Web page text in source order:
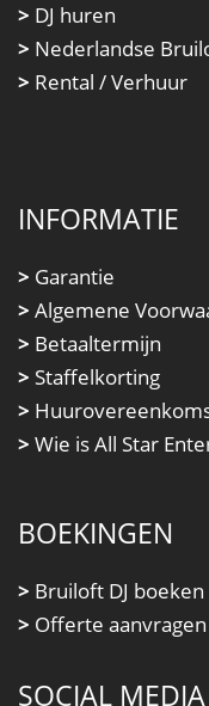
> DJ huren
> Nederlandse
> Rental / Verhuur
INFORMATIE
> Garantie
> Algemene
> Betaaltermijn
> Staffelkorting
>
> Wie is All Star
BOEKINGEN
> Bruiloft DJ boeken
> Offerte aanvragen
SOCIAL MEDIA